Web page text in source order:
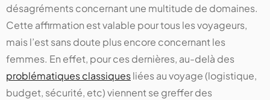
désagréments concernant une multitude de domaines.
Cette affirmation est valable pour tous les voyageurs,
mais l’est sans doute plus encore concernant les
femmes. En effet, pour ces dernières, au-delà des
problématiques classiquesliées au voyage (logistique,
budget, sécurité, etc) viennent se greffer des